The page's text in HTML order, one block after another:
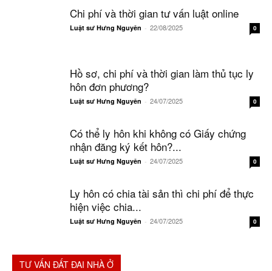
Chi phí và thời gian tư vấn luật online
Luật sư Hưng Nguyên - 22/08/2025 0
Hồ sơ, chi phí và thời gian làm thủ tục ly
hôn đơn phương?
Luật sư Hưng Nguyên - 24/07/2025 0
Có thể ly hôn khi không có Giấy chứng
nhận đăng ký kết hôn?...
Luật sư Hưng Nguyên - 24/07/2025 0
Ly hôn có chia tài sản thì chi phí để thực
hiện việc chia...
Luật sư Hưng Nguyên - 24/07/2025 0
TƯ VẤN ĐẤT ĐAI NHÀ Ở